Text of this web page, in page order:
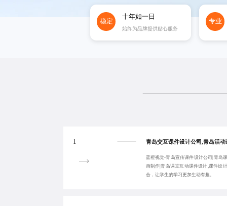
稳定
十年如一日
始终为品牌提供贴心服务
专业
1
蓝橙视觉-青岛宣传课件设计公司|青岛
画制作|青岛课堂互动课件设计,课件设
合，让学生的学习更加生动有趣。